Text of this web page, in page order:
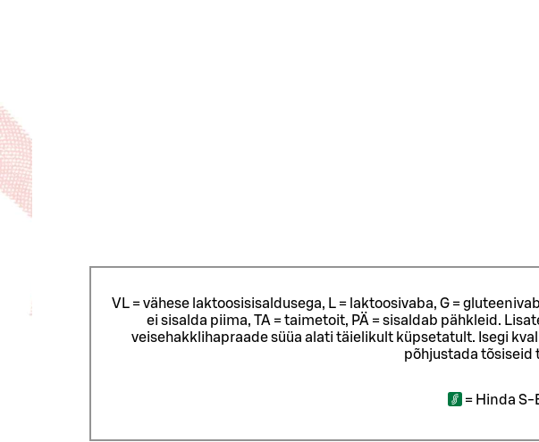
VL = vähese laktoosisisaldusega, L = laktoosivaba, G =
ei sisalda piima, TA = taimetoit, PÄ = sisaldab pähkleid.
veisehakklihapraade süüa alati täielikult küpsetatult. Isegi
põhjustada tõsiseid
= Hinda